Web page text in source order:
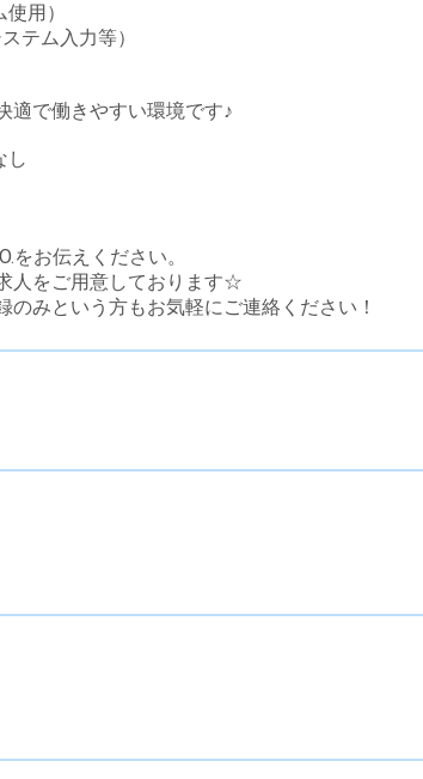
用）
テム入力等）
で働きやすい環境です♪
し
をお伝えください。
人をご用意しております☆
みという方もお気軽にご連絡ください！